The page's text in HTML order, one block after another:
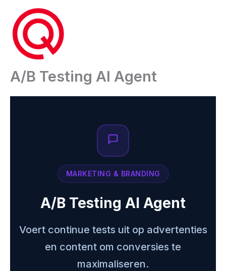
inhoud
A/B Testing AI Agent
MARKETING & BRANDING
A/B Testing AI Agent
Voert continue tests uit op advertenties
en content om conversies te
maximaliseren.